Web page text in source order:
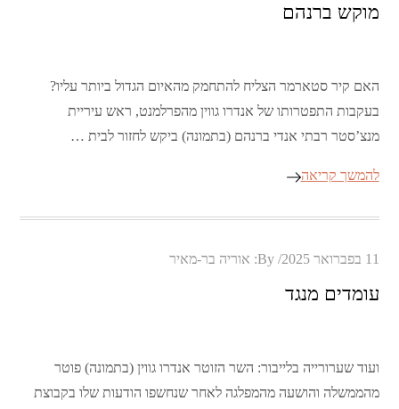
מוקש ברנהם
האם קיר סטארמר הצליח להתחמק מהאיום הגדול ביותר עליו?
בעקבות התפטרותו של אנדרו גווין מהפרלמנט, ראש עיריית
מנצ’סטר רבתי אנדי ברנהם (בתמונה) ביקש לחזור לבית …
להמשך קריאה
Posted
11 בפברואר 2025 By: אוריה בר-מאיר
עומדים מנגד
ועוד שערורייה בלייבור: השר הזוטר אנדרו גווין (בתמונה) פוטר
מהממשלה והושעה מהמפלגה לאחר שנחשפו הודעות שלו בקבוצת